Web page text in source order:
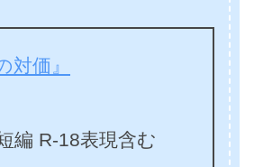
対価』
編 R-18表現含む